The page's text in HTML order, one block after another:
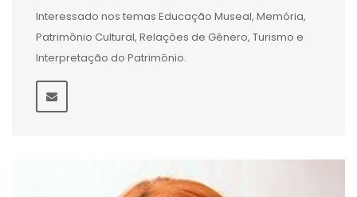
Interessado nos temas Educação Museal, Memória,
Patrimônio Cultural, Relações de Gênero, Turismo e
Interpretação do Patrimônio.